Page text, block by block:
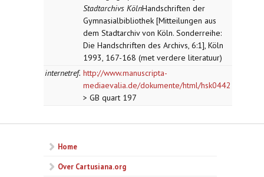
Stadtarchivs KölnHandschriften der
Gymnasialbibliothek [Mitteilungen aus
dem Stadtarchiv von Köln. Sonderreihe:
Die Handschriften des Archivs, 6:1], Köln
1993, 167-168 (met verdere literatuur)
internetref. http://www.manuscripta-
mediaevalia.de/dokumente/html/hsk0442
> GB quart 197
Home
Over Cartusiana.org